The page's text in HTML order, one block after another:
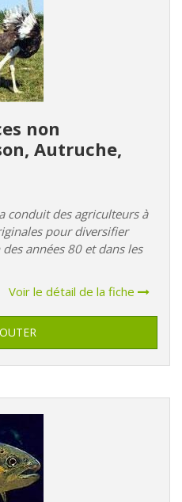
non
Autruche,
conduit des agriculteurs à
pour diversifier
années 80 et dans les
Voir le détail de la fiche